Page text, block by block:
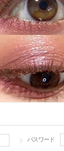
パスワード